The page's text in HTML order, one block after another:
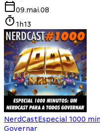
09.mai.08
1h13
NerdCastEspecial 1000
Governar